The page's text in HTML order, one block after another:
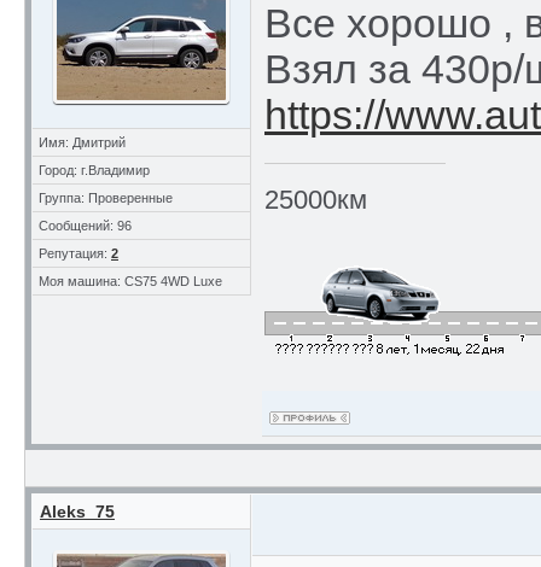
Имя: Дмитрий
Город: г.Владимир
Группа: Проверенные
Сообщений: 96
Репутация: 2
Моя машина: CS75 4WD Luxe
Все хорошо ,
Взял за
https://
25000км
Aleks_75